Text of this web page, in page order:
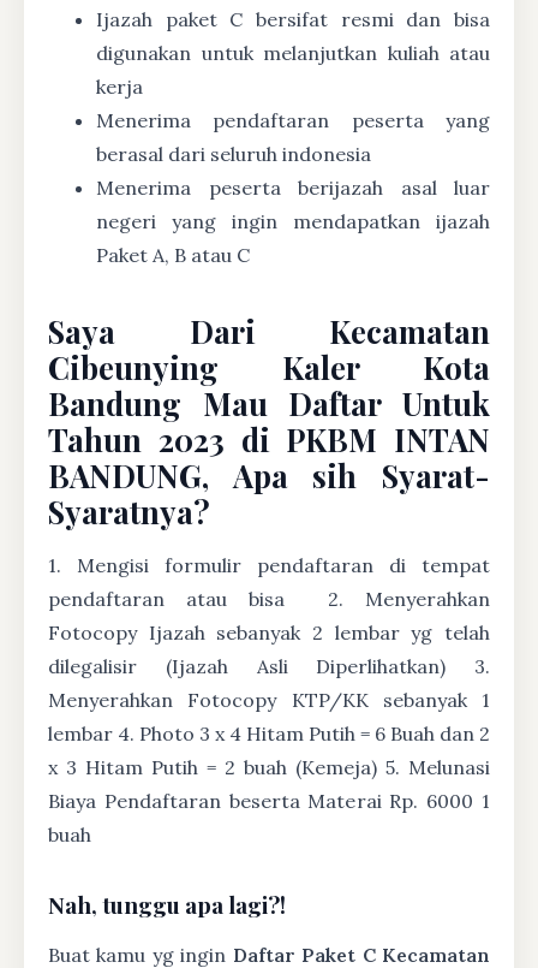
Ijazah paket C bersifat resmi dan bisa
digunakan untuk melanjutkan kuliah atau
kerja
Menerima pendaftaran peserta yang
berasal dari seluruh indonesia
Menerima peserta berijazah asal luar
negeri yang ingin mendapatkan ijazah
Paket A, B atau C
Saya Dari Kecamatan
Cibeunying Kaler Kota
Bandung Mau Daftar Untuk
Tahun 2023 di PKBM INTAN
BANDUNG, Apa sih Syarat-
Syaratnya?
1. Mengisi formulir pendaftaran di tempat
pendaftaran atau bisa
2. Menyerahkan
Fotocopy Ijazah sebanyak 2 lembar yg telah
dilegalisir (Ijazah Asli Diperlihatkan) 3.
Menyerahkan Fotocopy KTP/KK sebanyak 1
lembar 4. Photo 3 x 4 Hitam Putih = 6 Buah dan 2
x 3 Hitam Putih = 2 buah (Kemeja) 5. Melunasi
Biaya Pendaftaran beserta Materai Rp. 6000 1
buah
Nah, tunggu apa lagi?!
Buat kamu yg ingin Daftar Paket C Kecamatan